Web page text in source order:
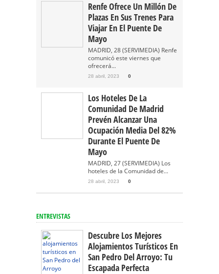
Renfe Ofrece Un Millón De
Plazas En Sus Trenes Para
Viajar En El Puente De
Mayo
MADRID, 28 (SERVIMEDIA) Renfe
comunicó este viernes que
ofrecerá...
28 abril, 2023 0
Los Hoteles De La
Comunidad De Madrid
Prevén Alcanzar Una
Ocupación Media Del 82%
Durante El Puente De
Mayo
MADRID, 27 (SERVIMEDIA) Los
hoteles de la Comunidad de...
28 abril, 2023 0
ENTREVISTAS
Descubre Los Mejores
Alojamientos Turísticos En
San Pedro Del Arroyo: Tu
Escapada Perfecta